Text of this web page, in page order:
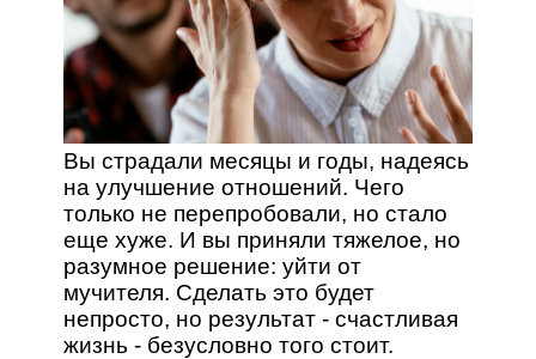
Вы страдали месяцы и годы, надеясь
на улучшение отношений. Чего
только не перепробовали, но стало
еще хуже. И вы приняли тяжелое, но
разумное решение: уйти от
мучителя. Сделать это будет
непросто, но результат - счастливая
жизнь - безусловно того стоит.